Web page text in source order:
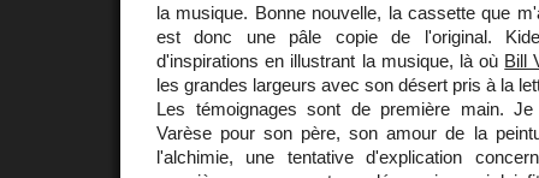
la musique. Bonne nouvelle, la cassette que
est donc une pâle copie de l'original.
d'inspirations en illustrant la musique, là où Bill
les grandes largeurs avec son désert pris à la
Les témoignages sont de première main.
Varèse pour son père, son amour de la
l'alchimie, une tentative d'explication